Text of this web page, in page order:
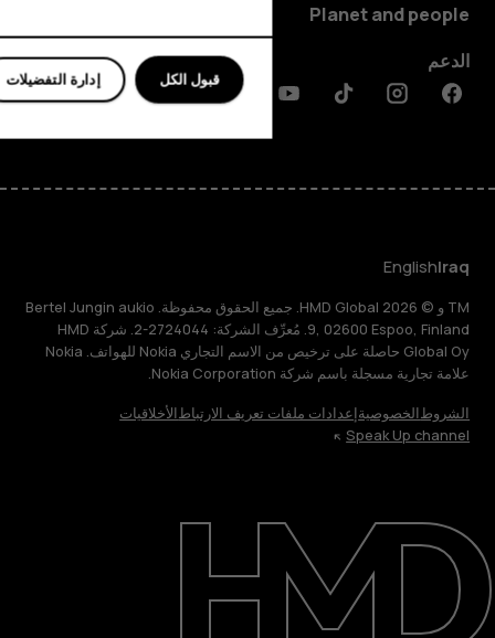
حول
الدعم
Iraq
Planet and people
الدعم
Facebook
Instagram
Tiktok
Youtube
Linkedin
Discord
Iraq
English
TM و © 2026 HMD Global. جميع الحقوق محفوظة. Bertel Jungin aukio
9, 02600 Espoo, Finland. مُعرِّف الشركة: 2724044-2. شركة HMD
Global Oy حاصلة على ترخيص من الاسم التجاري Nokia للهواتف. Nokia
علامة تجارية مسجلة باسم شركة Nokia Corporation.
الشروطالخصوصيةإعدادات ملفات تعريف الارتباطالأخلاقيات
Speak Up channel
إدارة التفضيلات قبول الكل